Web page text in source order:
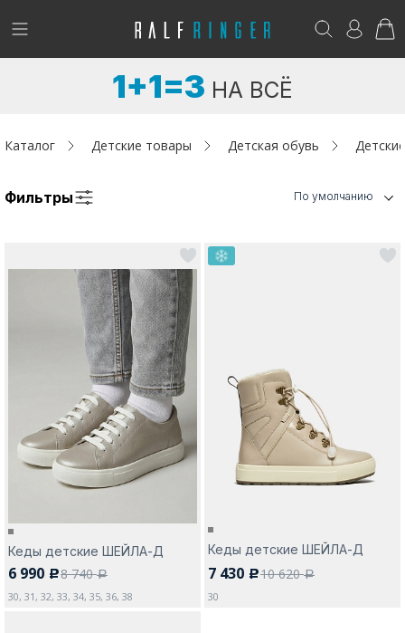
!
Женщинам
Капсула
Акции / Новости
Адреса магазинов
Москва
Да, все верно Изменить город
Возникли вопросы? - club@ralf.ru
1+1=3 НА ВСЁ
Каталог Детские товары Детская обувь
Фильтры По умолчанию
Кеды детские ШЕЙЛА-Д
6 990 c8 740a
30, 31, 32, 33, 34, 35, 36, 38
Кеды детские ШЕЙЛА-Д
7 430 c10 620a
30